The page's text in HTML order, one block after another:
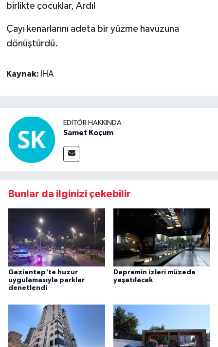
birlikte çocuklar, Ardıl
Çayı kenarlarını adeta bir yüzme havuzuna
dönüştürdü.
Kaynak: İHA
EDITÖR HAKKINDA
Samet Koçum
Bunlar da ilginizi çekebilir
Gaziantep'te huzur
uygulamasıyla parklar
denetlendi
Depremin izleri müzede
yaşatılacak